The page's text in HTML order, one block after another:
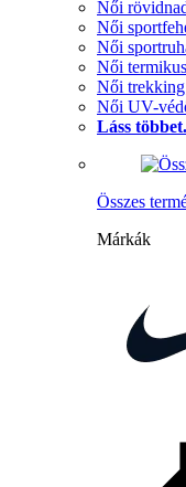
Női
Női
Női
Női
Női trekking
Női UV-
Láss
Összes
Márkák